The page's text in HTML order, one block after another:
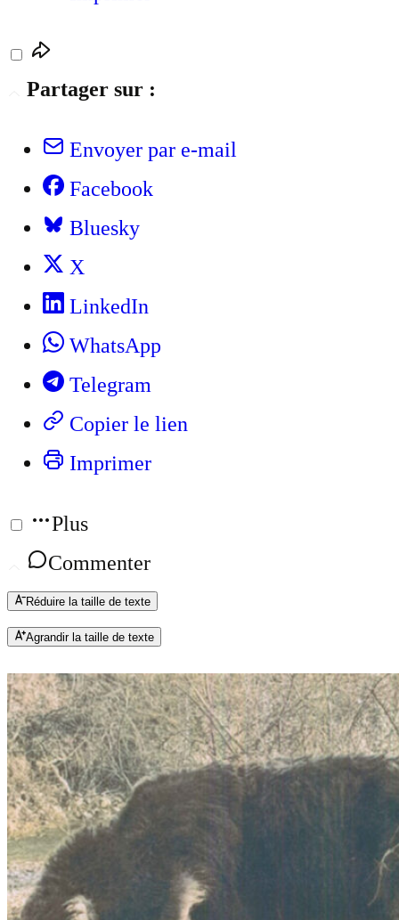
Partager sur :
Envoyer par e-mail
Facebook
Bluesky
X
LinkedIn
WhatsApp
Telegram
Copier le lien
Imprimer
Plus
Commenter
Réduire la taille de texte
Agrandir la taille de texte